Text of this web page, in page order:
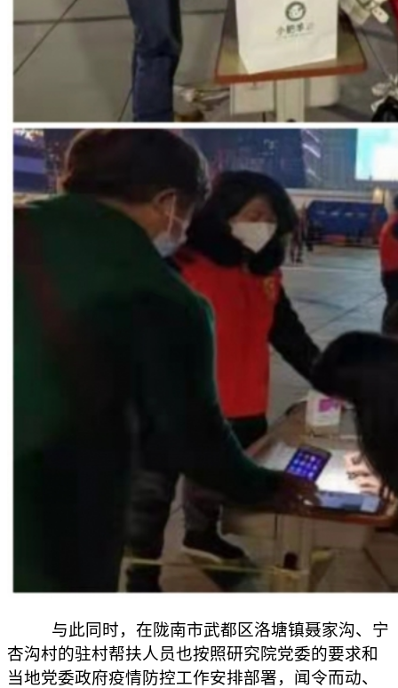
与此同时，在陇南市武都区洛塘镇聂家沟、宁
杏沟村的驻村帮扶人员也按照研究院党委的要求和
当地党委政府疫情防控工作安排部署，闻令而动、